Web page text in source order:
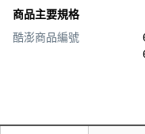
商品主要規格
酷澎商品編號